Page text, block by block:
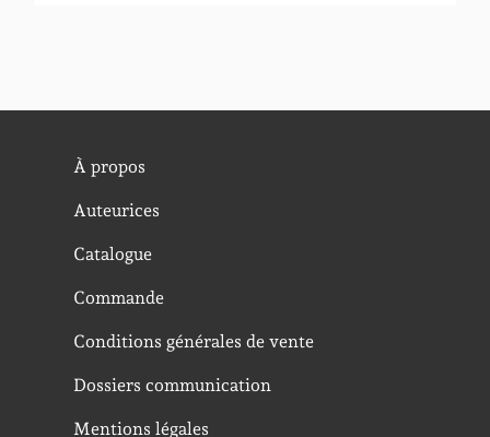
À propos
Auteurices
Catalogue
Commande
Conditions générales de vente
Dossiers communication
Mentions légales